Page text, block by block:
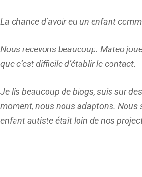
La chance d’avoir eu un enfant
Nous recevons beaucoup. Mateo
que c’est difficile d’établir le contact.
Je lis beaucoup de blogs, suis sur
moment, nous nous adaptons. Nous
enfant autiste était loin de nos